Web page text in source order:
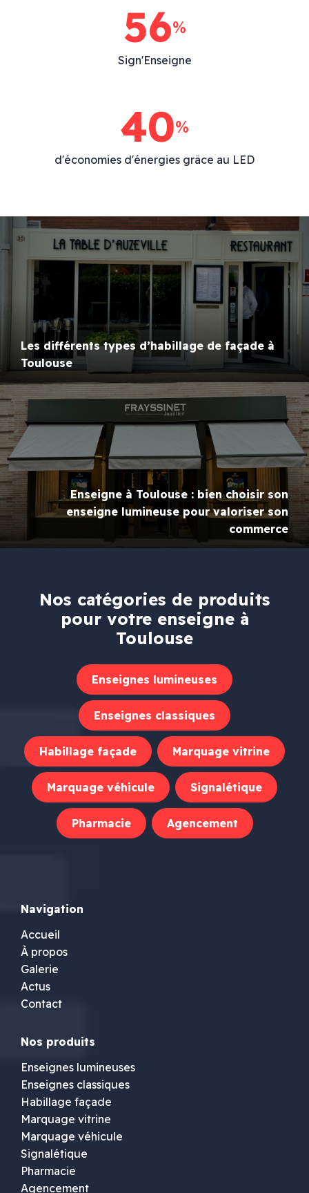
79%
Sign'Enseigne
40%
d'économies d'énergies grâce au LED
Les différents types d’habillage de façade à
Toulouse
Enseigne à Toulouse : bien choisir son
enseigne lumineuse pour valoriser son
commerce
Nos catégories de produits
pour votre enseigne à
Toulouse
Enseignes lumineuses
Enseignes classiques
Habillage façade Marquage vitrine
Marquage véhicule Signalétique
Pharmacie Agencement
Navigation
Accueil
À propos
Galerie
Actus
Contact
Nos produits
Enseignes lumineuses
Enseignes classiques
Habillage façade
Marquage vitrine
Marquage véhicule
Signalétique
Pharmacie
Agencement